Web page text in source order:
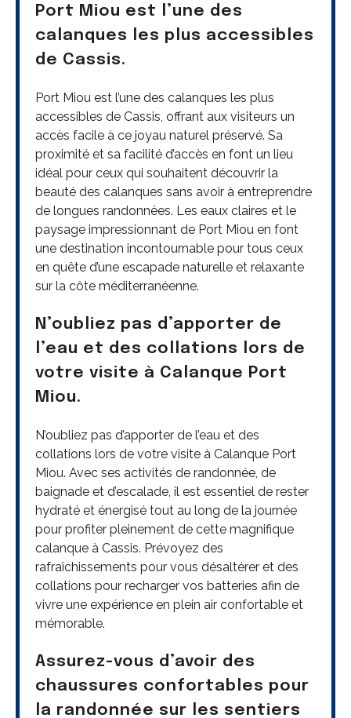
Port Miou est l’une des
calanques les plus accessibles
de Cassis.
Port Miou est l’une des calanques les plus
accessibles de Cassis, offrant aux visiteurs un
accès facile à ce joyau naturel préservé. Sa
proximité et sa facilité d’accès en font un lieu
idéal pour ceux qui souhaitent découvrir la
beauté des calanques sans avoir à entreprendre
de longues randonnées. Les eaux claires et le
paysage impressionnant de Port Miou en font
une destination incontournable pour tous ceux
en quête d’une escapade naturelle et relaxante
sur la côte méditerranéenne.
N’oubliez pas d’apporter de
l’eau et des collations lors de
votre visite à Calanque Port
Miou.
N’oubliez pas d’apporter de l’eau et des
collations lors de votre visite à Calanque Port
Miou. Avec ses activités de randonnée, de
baignade et d’escalade, il est essentiel de rester
hydraté et énergisé tout au long de la journée
pour profiter pleinement de cette magnifique
calanque à Cassis. Prévoyez des
rafraîchissements pour vous désaltérer et des
collations pour recharger vos batteries afin de
vivre une expérience en plein air confortable et
mémorable.
Assurez-vous d’avoir des
chaussures confortables pour
la randonnée sur les sentiers